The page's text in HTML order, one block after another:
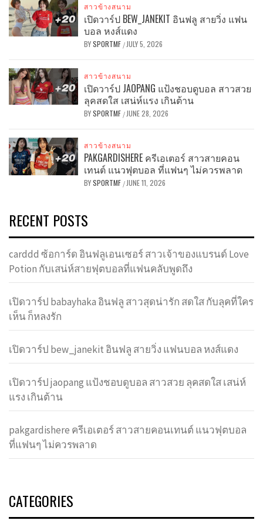
สาวข้างสนาม
เปิดวาร์ป BEW_JANEKIT อินฟลู สายวิ่ง แฟน
บอล หงส์แดง
BYSPORTMF / JULY 5, 2026
สาวข้างสนาม
เปิดวาร์ป JAOPANG แป้งชอบดูบอล สาวสวย
ลุคสดใส เสน่ห์แรง เกินต้าน
BYSPORTMF / JUNE 28, 2026
สาวข้างสนาม
PAKGARDISHERE ครีเอเตอร์ สาวสายคอน
เทนต์ แนวฟุตบอล ที่แฟนๆ ไม่ควรพลาด
BYSPORTMF / JUNE 11, 2026
RECENT POSTS
carddd ซ้อการ์ด อินฟลูเอนเซอร์ สาวเจ้าของแบรนด์ Love
Potion กับเสน่ห์สายฟุตบอลที่แฟนคลับพูดถึง
เปิดวาร์ป babayhaka อินฟลู สาวสุดน่ารัก สดใส กับลุคที่ใคร
เห็น ก็หลงรัก
เปิดวาร์ป bew_janekit อินฟลู สายวิ่ง แฟนบอล หงส์แดง
เปิดวาร์ป jaopang แป้งชอบดูบอล สาวสวย ลุคสดใส เสน่ห์
แรง เกินต้าน
pakgardishere ครีเอเตอร์ สาวสายคอนเทนต์ แนวฟุตบอล
ที่แฟนๆ ไม่ควรพลาด
CATEGORIES